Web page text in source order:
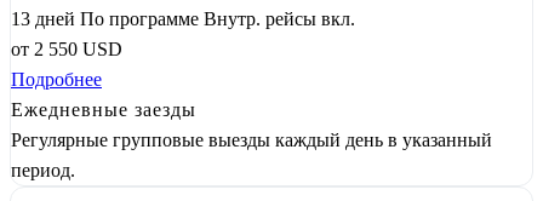
13 дней По программе Внутр. рейсы вкл.
от 2 550 USD
Подробнее
Ежедневные заезды
Регулярные групповые выезды каждый день в указанный
период.